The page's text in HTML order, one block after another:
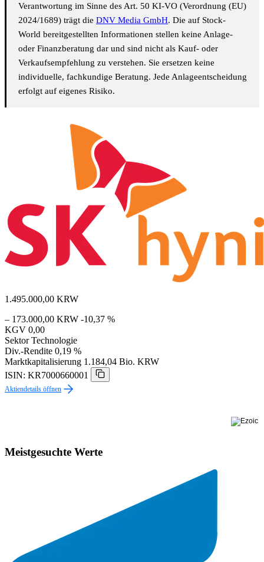
Verantwortung im Sinne des Art. 50 KI-VO (Verordnung (EU)
2024/1689) trägt die DNV Media GmbH. Die auf Stock-
World bereitgestellten Informationen stellen keine Anlage-
oder Finanzberatung dar und sind nicht als Kauf- oder
Verkaufsempfehlung zu verstehen. Sie ersetzen keine
individuelle, fachkundige Beratung. Jede Anlageentscheidung
erfolgt auf eigenes Risiko.
1.495.000,00 KRW
– 173.000,00 KRW -10,37 %
KGV 0,00
Sektor Technologie
Div.-Rendite 0,19 %
Marktkapitalisierung 1.184,04 Bio. KRW
ISIN: KR7000660001
Aktiendetails öffnen
Meistgesuchte Werte